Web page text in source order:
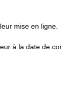
mise en ligne.
à la date de